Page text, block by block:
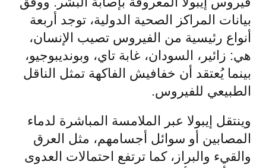
بيانات المراكز الصحية الدولية، توجد أربعة
أنواع رئيسية من الفيروس تصيب الإنسان،
هي: زائير، السودان، غابة تاي، وبونديبوجيو،
بينما يُعتقد أن خفافيش الفاكهة تمثل الناقل
الطبيعي للفيروس.
وينتقل إيبولا عبر الملامسة المباشرة لدماء
المصابين أو سوائل أجسامهم، مثل العرق
والقيء والبراز، كما ترتفع احتمالات العدوى